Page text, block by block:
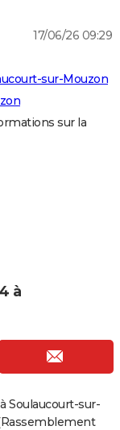
17/06/26 09:29
sur-Mouzon
sur la
à
Soulaucourt-sur-